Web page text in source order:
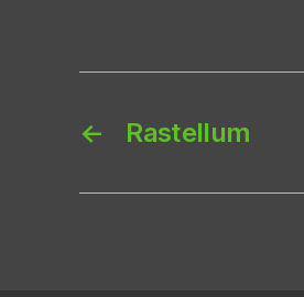
← Rastellum